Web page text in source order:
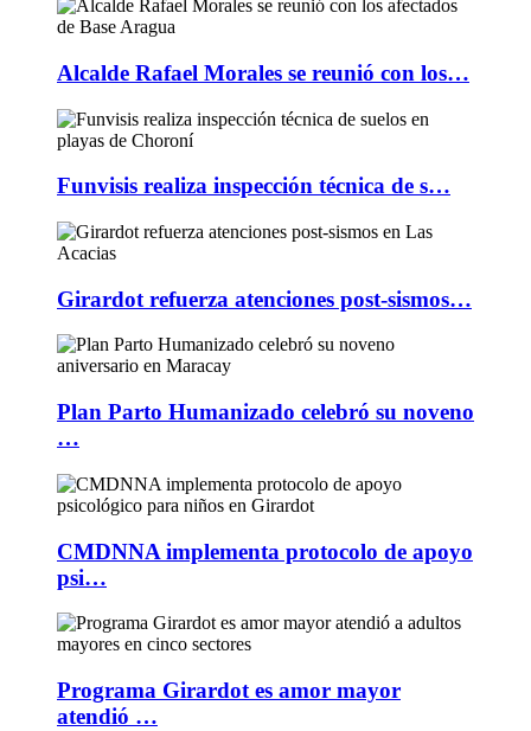
Alcalde Rafael Morales se reunió con los…
Funvisis realiza inspección técnica de s…
Girardot refuerza atenciones post-sismos…
Plan Parto Humanizado celebró su noveno
…
CMDNNA implementa protocolo de apoyo
psi…
Programa Girardot es amor mayor
atendió …